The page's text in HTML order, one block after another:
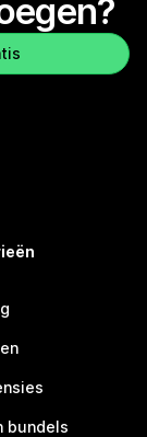
bundels